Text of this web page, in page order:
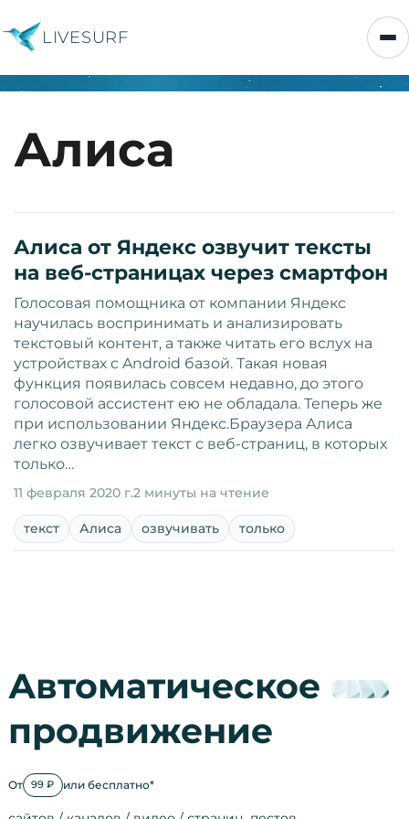
LIVESURF
Алиса
Алиса от Яндекс озвучит тексты
на веб-страницах через смартфон
Голосовая помощника от компании Яндекс
научилась воспринимать и анализировать
текстовый контент, а также читать его вслух на
устройствах с Android базой. Такая новая
функция появилась совсем недавно, до этого
голосовой ассистент ею не обладала. Теперь же
при использовании Яндекс.Браузера Алиса
легко озвучивает текст с веб-страниц, в которых
только…
11 февраля 2020 г.2 минуты на чтение
текст Алиса озвучивать только
Автоматическое
продвижение
От 99 ₽ или бесплатно*